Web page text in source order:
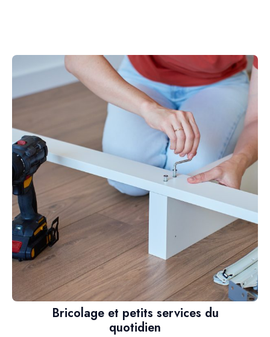
Bricolage et petits services du
quotidien